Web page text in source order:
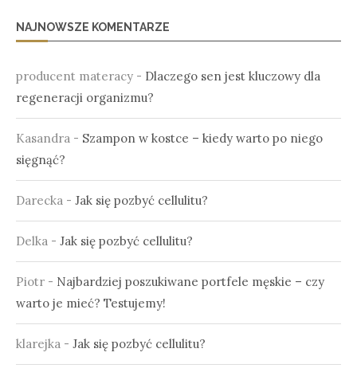
NAJNOWSZE KOMENTARZE
producent materacy - Dlaczego sen jest kluczowy dla
regeneracji organizmu?
Kasandra - Szampon w kostce – kiedy warto po niego
sięgnąć?
Darecka - Jak się pozbyć cellulitu?
Delka - Jak się pozbyć cellulitu?
Piotr - Najbardziej poszukiwane portfele męskie – czy
warto je mieć? Testujemy!
klarejka - Jak się pozbyć cellulitu?